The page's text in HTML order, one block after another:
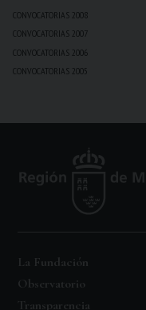
CONVOCATORIAS 2008
CONVOCATORIAS 2007
CONVOCATORIAS 2006
CONVOCATORIAS 2005
La Fundación
Observatorio
Transparencia